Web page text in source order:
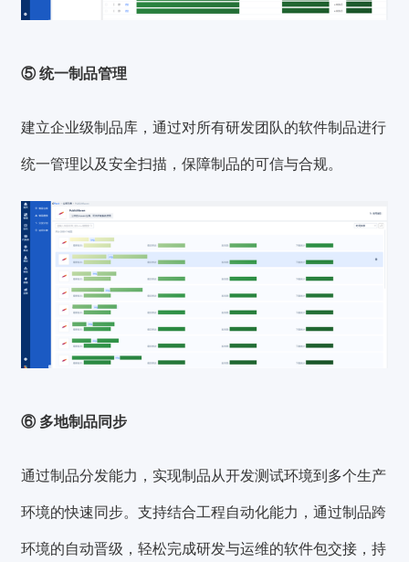
⑤ 统一制品管理
建立企业级制品库，通过对所有研发团队的软件制品进行
统一管理以及安全扫描，保障制品的可信与合规。
⑥ 多地制品同步
通过制品分发能力，实现制品从开发测试环境到多个生产
环境的快速同步。支持结合工程自动化能力，通过制品跨
环境的自动晋级，轻松完成研发与运维的软件包交接，持